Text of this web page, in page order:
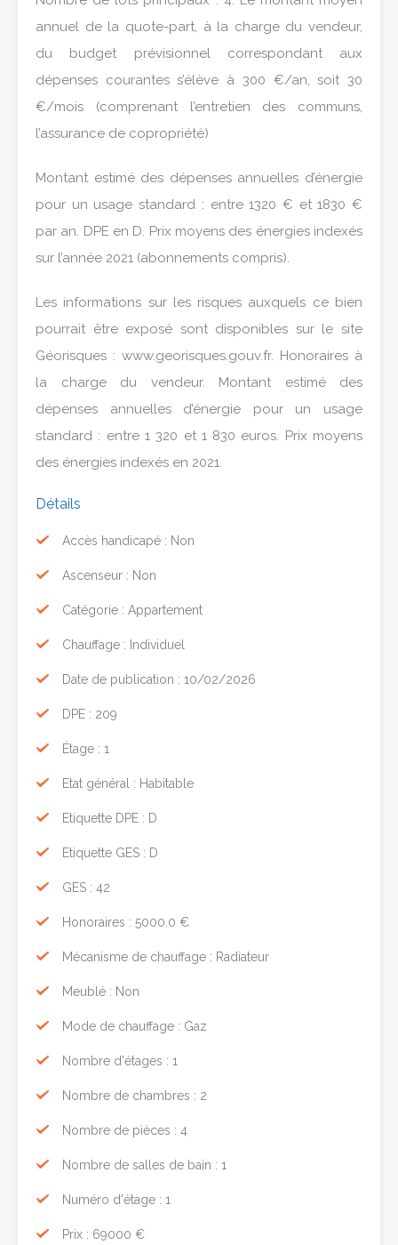
annuel de la quote-part, à la charge du vendeur,
du budget prévisionnel correspondant aux
dépenses courantes s’élève à 300 €/an, soit 30
€/mois (comprenant l’entretien des communs,
l’assurance de copropriété)
Montant estimé des dépenses annuelles d’énergie
pour un usage standard : entre 1320 € et 1830 €
par an. DPE en D. Prix moyens des énergies indexés
sur l’année 2021 (abonnements compris).
Les informations sur les risques auxquels ce bien
pourrait être exposé sont disponibles sur le site
Géorisques : www.georisques.gouv.fr. Honoraires à
la charge du vendeur. Montant estimé des
dépenses annuelles d’énergie pour un usage
standard : entre 1 320 et 1 830 euros. Prix moyens
des énergies indexés en 2021.
Détails
Accès handicapé : Non
Ascenseur : Non
Catégorie : Appartement
Chauffage : Individuel
Date de publication : 10/02/2026
DPE : 209
Étage : 1
Etat général : Habitable
Etiquette DPE : D
Etiquette GES : D
GES : 42
Honoraires : 5000.0 €
Mécanisme de chauffage : Radiateur
Meublé : Non
Mode de chauffage : Gaz
Nombre d'étages : 1
Nombre de chambres : 2
Nombre de pièces : 4
Nombre de salles de bain : 1
Numéro d'étage : 1
Prix : 69000 €